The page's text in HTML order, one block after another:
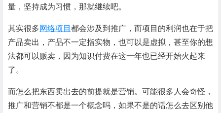
量，坚持成为习惯，那就继续吧。
其实很多网络项目都会涉及到推广，而项目的利润也在于把
产品卖出，产品不一定指实物，也可以是虚拟，甚至你的想
法都可以贩卖，因为知识付费在这一年也已经开始火起来
了。
而怎么把东西卖出去的前提就是营销。可能很多人会奇怪，
推广和营销不都是一个概念吗，如果不是的话怎么去区别他